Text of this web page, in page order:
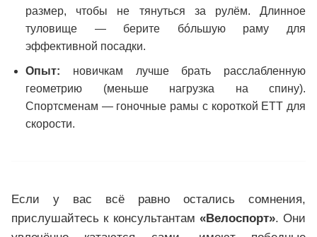
размер, чтобы не тянуться за рулём. Длинное
туловище — берите бóльшую раму для
эффективной посадки.
Опыт: новичкам лучше брать расслабленную
геометрию (меньше нагрузка на спину).
Спортсменам — гоночные рамы с короткой ETT для
скорости.
Если у вас всё равно остались сомнения,
прислушайтесь к консультантам «Велоспорт». Они